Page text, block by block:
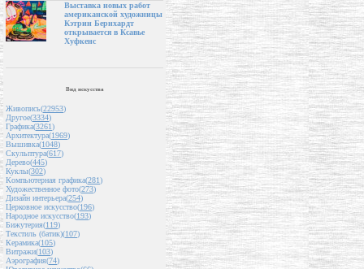
Выставка новых работ
американской художницы
Кэтрин Бернхардт
открывается в Ксавье
Хуфкенс
Вид искусства
Живопись(22953)
Другое(3334)
Графика(3261)
Архитектура(1969)
Вышивка(1048)
Скульптура(617)
Дерево(445)
Куклы(302)
Компьютерная графика(281)
Художественное фото(273)
Дизайн интерьера(254)
Церковное искусство(196)
Народное искусство(193)
Бижутерия(119)
Текстиль (батик)(107)
Керамика(105)
Витражи(103)
Аэрография(74)